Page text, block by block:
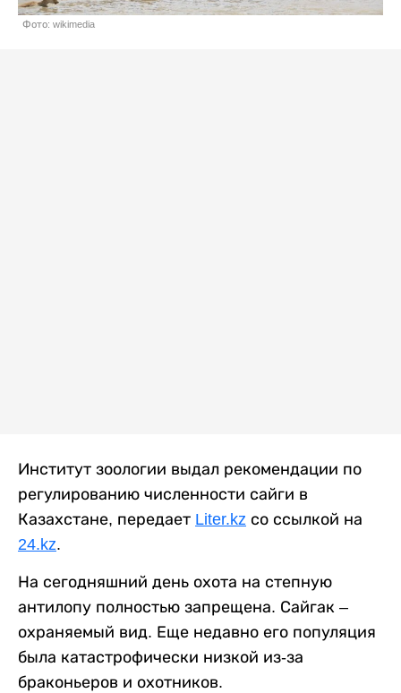
Фото: wikimedia
Институт зоологии выдал рекомендации по
регулированию численности сайги в
Казахстане, передает Liter.kz со ссылкой на
24.kz.
На сегодняшний день охота на степную
антилопу полностью запрещена. Сайгак –
охраняемый вид. Еще недавно его популяция
была катастрофически низкой из-за
браконьеров и охотников.